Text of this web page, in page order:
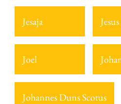
Jesaja
Joel
Johannes Duns Scotus